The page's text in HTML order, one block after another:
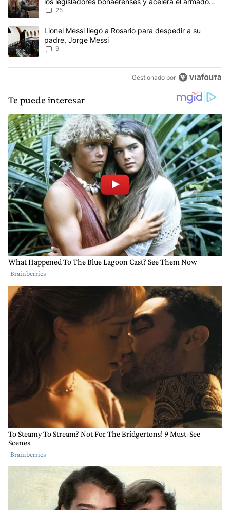
para 2027
25
Un artículo de tendencia con el título "Lionel Messi llegó a
Lionel Messi llegó a Rosario para despedir a su
padre, Jorge Messi
9
Gestionado por